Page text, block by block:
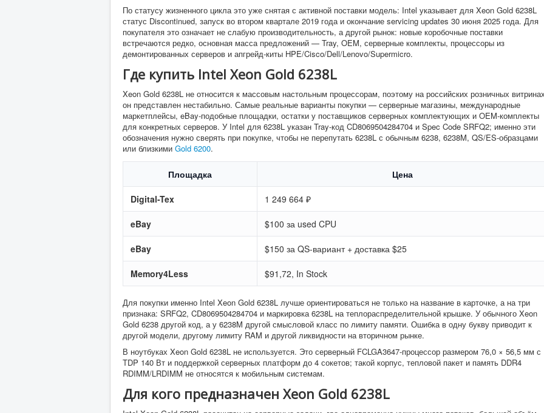
По статусу жизненного цикла это уже снятая с активной поставки модель: Intel указывает для Xeon Gold 6238L
статус Discontinued, запуск во втором квартале 2019 года и окончание servicing updates 30 июня 2025 года. Для
покупателя это означает не слабую производительность, а другой рынок: новые коробочные поставки
встречаются редко, основная масса предложений — Tray, OEM, серверные комплекты, процессоры из
демонтированных серверов и апгрейд-киты HPE/Cisco/Dell/Lenovo/Supermicro.
Где купить Intel Xeon Gold 6238L
Xeon Gold 6238L не относится к массовым настольным процессорам, поэтому на российских розничных
он представлен нестабильно. Самые реальные варианты покупки — серверные магазины, международные
маркетплейсы, eBay-подобные площадки, остатки у поставщиков серверных комплектующих и OEM-комплекты
для конкретных серверов. У Intel для 6238L указан Tray-код CD8069504284704 и Spec Code SRFQ2; именно эти
обозначения нужно сверять при покупке, чтобы не перепутать 6238L с обычным 6238, 6238M, QS/ES-образцами
или близкими Gold 6200.
Площадка Цена
Digital-Tex 1 249 664 ₽
eBay $100 за used CPU
eBay $150 за QS-вариант + доставка $25
Memory4Less $91,72, In Stock
Для покупки именно Intel Xeon Gold 6238L лучше ориентироваться не только на название в карточке, а на три
признака: SRFQ2, CD8069504284704 и маркировка 6238L на теплораспределительной крышке. У обычного Xeon
Gold 6238 другой код, а у 6238M другой смысловой класс по лимиту памяти. Ошибка в одну букву приводит к
другой модели, другому лимиту RAM и другой ликвидности на вторичном рынке.
В ноутбуках Xeon Gold 6238L не используется. Это серверный FCLGA3647-процессор размером 76,0 × 56,5 мм с
TDP 140 Вт и поддержкой серверных платформ до 4 сокетов; такой корпус, тепловой пакет и память DDR4
RDIMM/LRDIMM не относятся к мобильным системам.
Для кого предназначен Xeon Gold 6238L